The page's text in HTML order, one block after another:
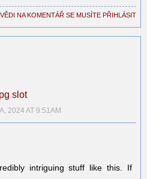
NA KOMENTÁŘ SE MUSÍTE PŘIHLÁSIT
pg slot
2024 AT 9:51AM
intriguing stuff like this. If